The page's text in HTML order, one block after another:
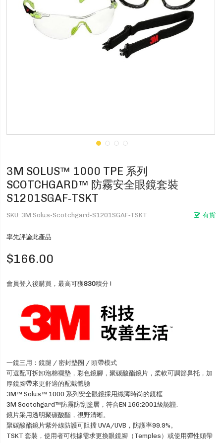
3M SOLUS™ 1000 TPE 系列
SCOTCHGARD™ 防霧安全眼鏡套裝
S1201SGAF‑TSKT
有貨
SKU 3M Solus-Scotchgard-S1201SGAF‑TSKT
率先評論此產品
$166.00
會員登入後購買，最高可獲830積分 !
一鏡三用：鏡腿 / 密封墊圈 / 頭帶模式
可選配可拆卸泡棉襯墊，彩色鏡腳，聚碳酸酯鏡片，柔軟可調節鼻托，加
厚鏡腳帶來更舒適的配戴體驗
3M™ Solus™ 1000 系列安全眼鏡採用纖薄時尚的鏡框
3M Scotchgard™防霧防刮塗層，符合EN 166:2001級認證.
鏡片采用透明聚碳酸酯，視野清晰。
聚碳酸酯鏡片紫外線防護可阻擋 UVA/UVB，防護率99.9%。
TSKT 套裝，使用者可根據需求更換眼鏡腳（Temples）或使用彈性頭帶